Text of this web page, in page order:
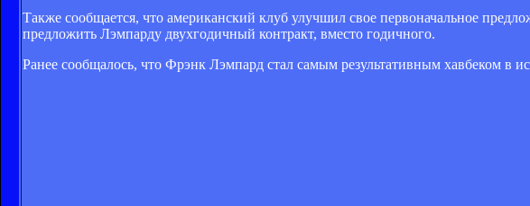
Также сообщается, что американский клуб улучшил свое первоначальное
предложить Лэмпарду двухгодичный контракт, вместо годичного.
Ранее сообщалось, что Фрэнк Лэмпард стал самым результативным хавбеком в